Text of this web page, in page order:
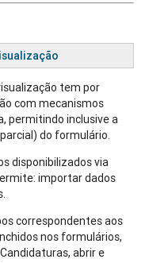
tem por
com mecanismos
permitindo inclusive a
do formulário.
disponibilizados via
importar dados
correspondentes aos
nos formulários,
abrir e